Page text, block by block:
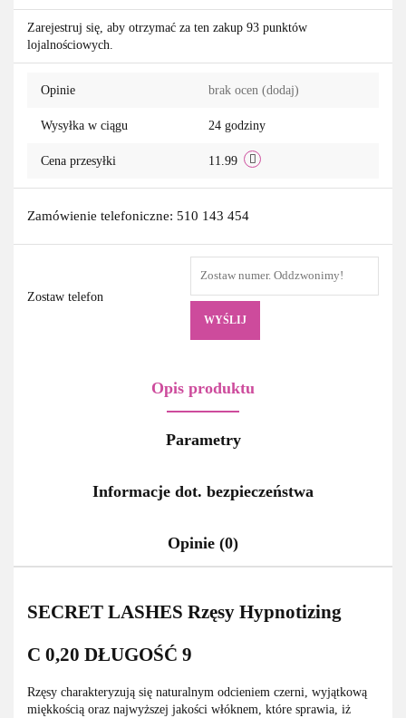
Do
Zarejestruj się, aby otrzymać za ten zakup 93 punktów
lojalnościowych.
Opinie brak ocen (dodaj)
Wysyłka w ciągu 24 godziny
Cena przesyłki 11.99
Zamówienie telefoniczne: 510 143 454
Zostaw telefon
WYŚLIJ
Opis produktu
Parametry
Informacje dot. bezpieczeństwa
Opinie (0)
SECRET LASHES Rzęsy Hypnotizing
C 0,20 DŁUGOŚĆ 9
Rzęsy charakteryzują się naturalnym odcieniem czerni, wyjątkową
miękkością oraz najwyższej jakości włóknem, które sprawia, iż